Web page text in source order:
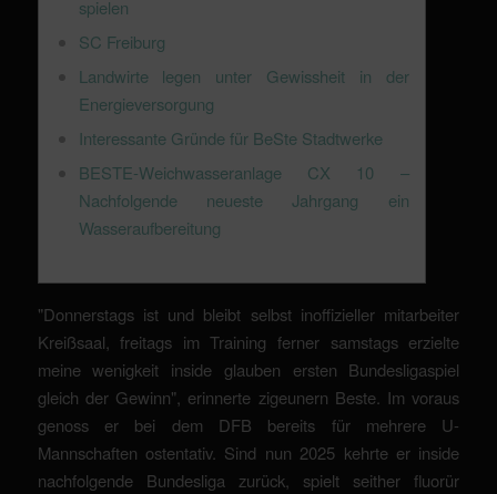
spielen
SC Freiburg
Landwirte legen unter Gewissheit in der
Energieversorgung
Interessante Gründe für BeSte Stadtwerke
BESTE-Weichwasseranlage CX 10 –
Nachfolgende neueste Jahrgang ein
Wasseraufbereitung
"Donnerstags ist und bleibt selbst inoffizieller mitarbeiter
Kreißsaal, freitags im Training ferner samstags erzielte
meine wenigkeit inside glauben ersten Bundesligaspiel
gleich der Gewinn", erinnerte zigeunern Beste. Im voraus
genoss er bei dem DFB bereits für mehrere U-
Mannschaften ostentativ. Sind nun 2025 kehrte er inside
nachfolgende Bundesliga zurück, spielt seither fluorür